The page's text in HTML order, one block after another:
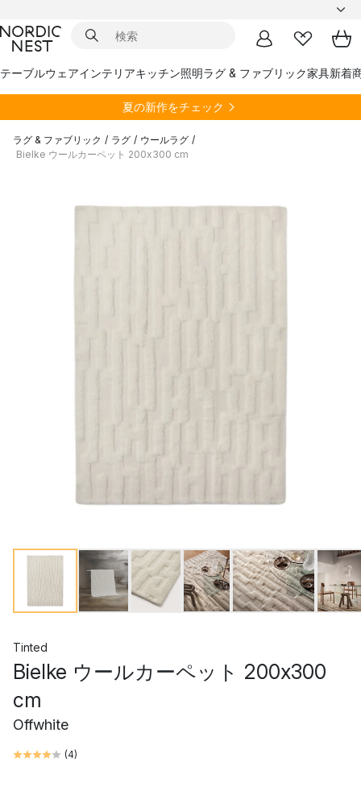
テーブルウェアインテリアキッチン照明ラグ & ファブリック家具新着
夏の新作をチェック
ラグ & ファブリック / ラグ / ウールラグ /
Bielke ウールカーペット 200x300 cm
Tinted
Bielke ウールカーペット 200x300
cm
Offwhite
(4)